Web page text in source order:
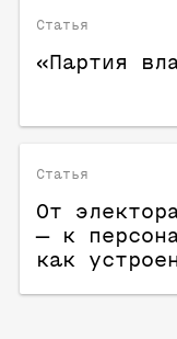
Статья
«Партия
Статья
От
— к
как